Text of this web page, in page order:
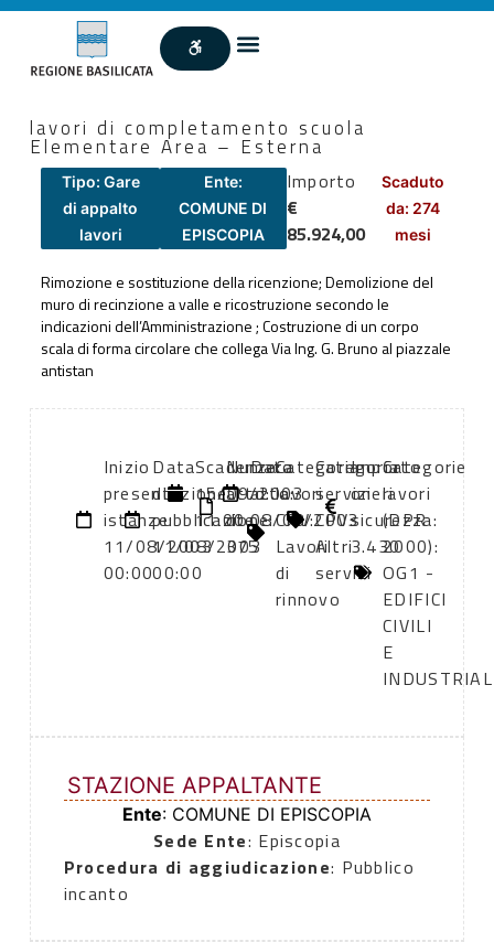
lavori di completamento scuola
Elementare Area – Esterna
Tipo: Gare
di appalto
lavori
Ente:
COMUNE DI
EPISCOPIA
Importo
€
85.924,00
Scaduto
da: 274
mesi
Rimozione e sostituzione della ricenzione; Demolizione del
muro di recinzione a valle e ricostruzione secondo le
indicazioni dell’Amministrazione ; Costruzione di un corpo
scala di forma circolare che collega Via Ing. G. Bruno al piazzale
antistan
Inizio
presentazione
istanze:
11/08/2003
00:00
Data
di
pubblicazione:
11/08/2003
00:00
Scadenza:
15/09/2003
11:00
Numero
atto:
dte
375
Data
atto:
08/08/2003
Categoria
lavori
CPV:
Lavori
di
rinnovo
Categoria
servizi
CPV:
Altri
servizi
Importo
oneri
sicurezza:
3.430
Categorie
lavori
(DPR
2000):
OG1 -
EDIFICI
CIVILI
E
STAZIONE APPALTANTE
Ente: COMUNE DI EPISCOPIA
Sede Ente: Episcopia
Procedura di aggiudicazione: Pubblico
incanto